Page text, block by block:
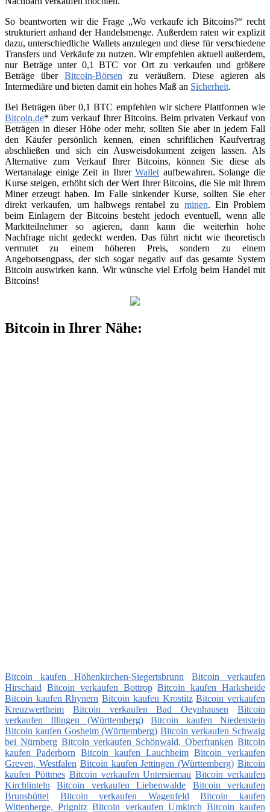
So beantworten wir die Frage „Wo verkaufe ich Bitcoins?“ recht
strukturiert anhand der Handelsmenge. Außerdem raten wir explizit
dazu, unterschiedliche Wallets anzulegen und diese für verschiedene
Transfers und Verkäufe zu nutzen. Wir empfehlen aktuell außerdem,
nur Beträge unter 0,1 BTC vor Ort zu verkaufen und größere
Beträge überBitcoin-Börsen zu veräußern. Diese agieren als
Intermediäre und bieten damit ein hohes Maß an Sicherheit.
Bei Beträgen über 0,1 BTC empfehlen wir sichere Plattformen wie
Bitcoin.de* zum verkauf Ihrer Bitcoins. Beim privaten Verkauf von
Beträgen in dieser Höhe oder mehr, sollten Sie aber in jedem Fall
den Käufer persönlich kennen, einen schriftlichen Kaufvertrag
abschließen und sich ein Ausweisdokument zeigen lassen. Als
Alternative zum Verkauf Ihrer Bitcoins, können Sie diese als
Wertanalage einige Zeit in IhrerWallet aufbewahren. Solange die
Kurse steigen, erhöht sich der Wert Ihrer Bitcoins, die Sie mit Ihrem
Miner erzeugt haben. Im Falle sinkender Kurse, sollten Sie eher
direkt verkaufen, um halbwegs rentabel zu minen. Ein Problem
beim Einlagern der Bitcoins besteht jedoch eventuell, wenn alle
Marktteilnehmer so agieren, dann kann die weiterhin hohe
Nachfrage nicht gedeckt werden. Das führt nicht wie theoretisch
vermutet zu einem höheren Preis, sondern zu einem
Angebotsengpass, der sich sogar negativ auf das gesamte System
Bitcoin auswirken kann. Wir wünsche viel Erfolg beim Handel mit
Bitcoins!
Bitcoin in Ihrer Nähe:
Bitcoin kaufen Höhenkirchen-Siegertsbrunn
Bitcoin verkaufen
Hirschaid Bitcoin verkaufen Bottrop Bitcoin kaufen Harksheide
Bitcoin kaufen Rhynern Bitcoin kaufen Krostitz Bitcoin verkaufen
Kreuzwertheim
Bitcoin verkaufen Bad Oeynhausen
Bitcoin
verkaufen Illingen (Württemberg)
Bitcoin kaufen Niedenstein
Bitcoin kaufen Gosheim (Württemberg) Bitcoin verkaufen Schwaig
bei Nürnberg Bitcoin verkaufen Schönwald, Oberfranken Bitcoin
kaufen Paderborn
Bitcoin kaufen Lauchheim Bitcoin verkaufen
Greven, Westfalen Bitcoin kaufen Jettingen (Württemberg) Bitcoin
kaufen Pöttmes Bitcoin verkaufen Untersiemau Bitcoin verkaufen
Kirchlinteln
Bitcoin verkaufen Liebenwalde
Bitcoin verkaufen
Brunsbüttel
Bitcoin verkaufen Wagenfeld
Bitcoin kaufen
Wittenberge, Prignitz Bitcoin verkaufen Umkirch Bitcoin kaufen